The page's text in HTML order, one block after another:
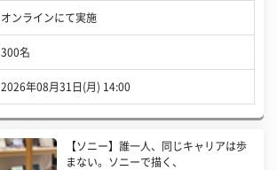
オンラインにて実施
300名
2026年08月31日(月) 14:00
【ソニー】誰一人、同じキャリアは歩
まない。ソニーで描く、